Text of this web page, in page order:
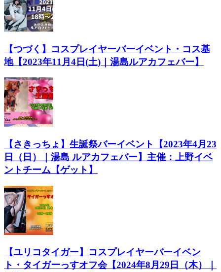
【つづく】コスプレイヤーバーイベント・コス基
地【2023年11月4日(土)｜湯島ルアカフェバー】
【さきっちょ】生誕祭バーイベント【2023年4月23
日（日）｜湯島 ルアカフェバー】主催：上野イベ
ントチーム【ゲット】
【ユリコタイガー】コスプレイヤーバーイベン
ト・タイガーっすオフ会【2024年8月29日（木）｜